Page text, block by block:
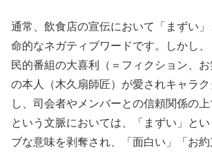
通常、飲食店の宣伝において「まずい
命的なネガティブワードです。しかし
民的番組の大喜利（＝フィクション、
の本人（木久扇師匠）が愛されキャラ
し、司会者やメンバーとの信頼関係の上
という文脈においては、「まずい」と
ブな意味を剥奪され、「面白い」「お